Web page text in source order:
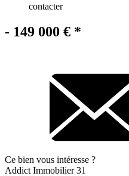
contacter
- 149 000 € *
Ce bien vous intéresse ?
Addict Immobilier 31